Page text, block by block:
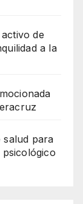
de
a la
salud para